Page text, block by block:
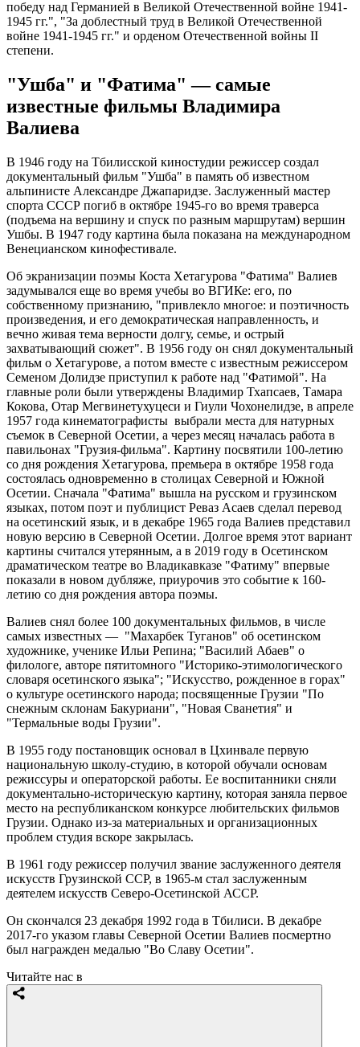
победу над Германией в Великой Отечественной войне 1941-
1945 гг.", "За доблестный труд в Великой Отечественной
войне 1941-1945 гг." и орденом Отечественной войны II
степени.
"Ушба" и "Фатима" — самые
известные фильмы Владимира
Валиева
В 1946 году на Тбилисской киностудии режиссер создал
документальный фильм "Ушба" в память об известном
альпинисте Александре Джапаридзе. Заслуженный мастер
спорта СССР погиб в октябре 1945-го во время траверса
(подъема на вершину и спуск по разным маршрутам) вершин
Ушбы. В 1947 году картина была показана на международном
Венецианском кинофестивале.
Об экранизации поэмы Коста Хетагурова "Фатима" Валиев
задумывался еще во время учебы во ВГИКе: его, по
собственному признанию, "привлекло многое: и поэтичность
произведения, и его демократическая направленность, и
вечно живая тема верности долгу, семье, и острый
захватывающий сюжет". В 1956 году он снял документальный
фильм о Хетагурове, а потом вместе с известным режиссером
Семеном Долидзе приступил к работе над "Фатимой". На
главные роли были утверждены Владимир Тхапсаев, Тамара
Кокова, Отар Мегвинетухуцеси и Гиули Чохонелидзе, в апреле
1957 года кинематографисты выбрали места для натурных
съемок в Северной Осетии, а через месяц началась работа в
павильонах "Грузия-фильма". Картину посвятили 100-летию
со дня рождения Хетагурова, премьера в октябре 1958 года
состоялась одновременно в столицах Северной и Южной
Осетии. Сначала "Фатима" вышла на русском и грузинском
языках, потом поэт и публицист Реваз Асаев сделал перевод
на осетинский язык, и в декабре 1965 года Валиев представил
новую версию в Северной Осетии. Долгое время этот вариант
картины считался утерянным, а в 2019 году в Осетинском
драматическом театре во Владикавказе "Фатиму" впервые
показали в новом дубляже, приурочив это событие к 160-
летию со дня рождения автора поэмы.
Валиев снял более 100 документальных фильмов, в числе
самых известных — "Махарбек Туганов" об осетинском
художнике, ученике Ильи Репина; "Василий Абаев" о
филологе, авторе пятитомного "Историко-этимологического
словаря осетинского языка"; "Искусство, рожденное в горах"
о культуре осетинского народа; посвященные Грузии "По
снежным склонам Бакуриани", "Новая Сванетия" и
"Термальные воды Грузии".
В 1955 году постановщик основал в Цхинвале первую
национальную школу-студию, в которой обучали основам
режиссуры и операторской работы. Ее воспитанники сняли
документально-историческую картину, которая заняла первое
место на республиканском конкурсе любительских фильмов
Грузии. Однако из-за материальных и организационных
проблем студия вскоре закрылась.
В 1961 году режиссер получил звание заслуженного деятеля
искусств Грузинской ССР, в 1965-м стал заслуженным
деятелем искусств Северо-Осетинской АССР.
Он скончался 23 декабря 1992 года в Тбилиси. В декабре
2017-го указом главы Северной Осетии Валиев посмертно
был награжден медалью "Во Славу Осетии".
Читайте нас в